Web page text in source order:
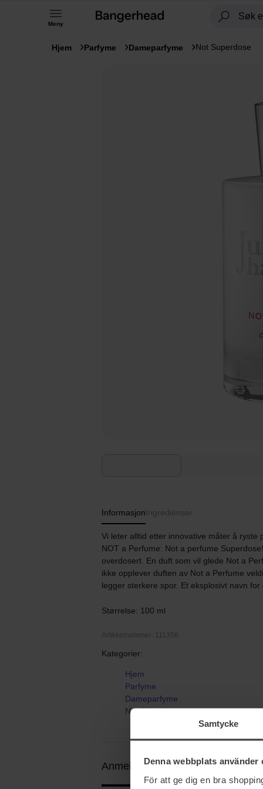
Samtycke
Denna webbplats använder
För att ge dig en bra
Meny
Hjem Parfyme Dameparfyme Not Superdose
Informasjon Ingredienser
Vi leter alltid etter innovative måter å
NOT a Perfume: Not a perfume
overdosert. En duft som vil glede Not a
ikke opplever duften av Not a Perfume
legger sterkere spor. Et eksplosivt navn for
Størrelse: 100 ml
Artikkelnummer: 111356
Kategorier:
Hjem
Parfyme
Dameparfyme
Not Superdose
Anmeldelser (5)Spørsmål og svar